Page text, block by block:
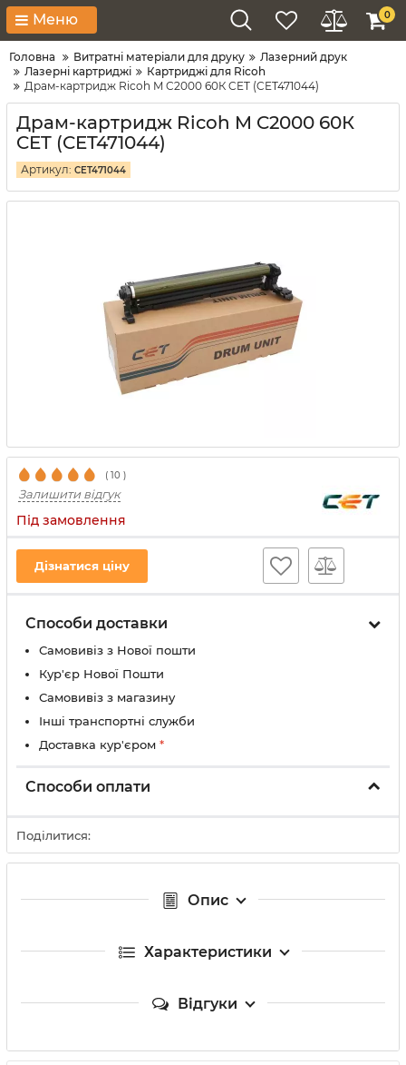
Меню 0
Головна Витратні матеріали для друку
Лазерний друк
Лазерні картриджі
Картриджі для Ricoh
Драм-картридж Ricoh M C2000 60К CET (CET471044)
Драм-картридж Ricoh M C2000 60К
CET (CET471044)
Артикул: CET471044
( 10 )
Залишити відгук
Під замовлення
Дізнатися ціну
Способи доставки
Самовивіз з Нової пошти
Кур'єр Нової Пошти
Самовивіз з магазину
Інші транспортні служби
Доставка кур'єром *
Способи оплати
Поділитися:
Опис
Характеристики
Відгуки